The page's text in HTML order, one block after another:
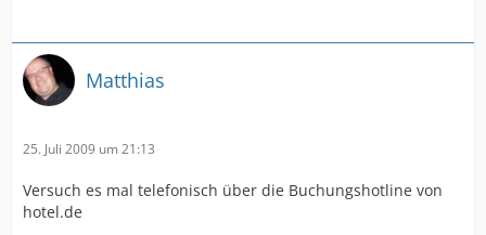
Matthias
25. Juli 2009 um 21:13
Versuch es mal telefonisch über die Buchungshotline von
hotel.de